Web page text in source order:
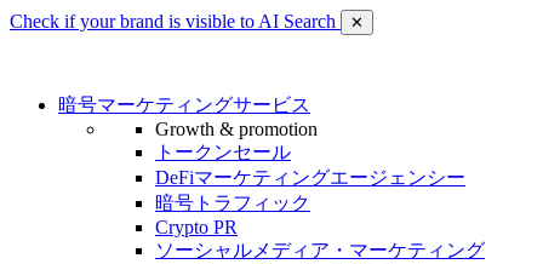
Check if your brand is visible to AI Search ✕
暗号マーケティングサービス
Growth & promotion
トークンセール
DeFiマーケティングエージェンシー
暗号トラフィック
Crypto PR
ソーシャルメディア・マーケティング